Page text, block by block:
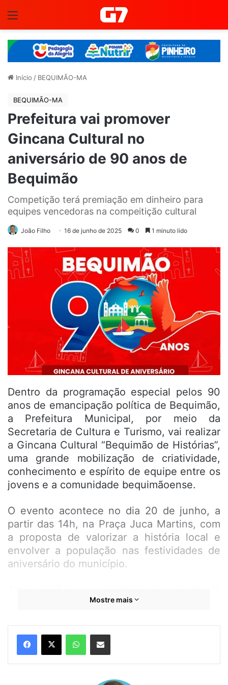
Início / BEQUIMÃO-MA
BEQUIMÃO-MA
Prefeitura vai promover
Gincana Cultural no
aniversário de 90 anos de
Bequimão
Competição terá premiação em dinheiro para
equipes vencedoras na compeitição cultural
João Filho 16 de junho de 2025 0 1 minuto lido
Dentro da programação especial pelos 90
anos de emancipação política de Bequimão,
a Prefeitura Municipal, por meio da
Secretaria de Cultura e Turismo, vai realizar
a Gincana Cultural “Bequimão de Histórias”,
uma grande mobilização de criatividade,
conhecimento e espírito de equipe entre os
jovens e a comunidade bequimãoense.
O evento acontece no dia 20 de junho, a
partir das 14h, na Praça Juca Martins, com
a proposta de valorizar a história local e
envolver a população nas festividades de
aniversário do município.
estão abertas e seguem até o dia 17 de
vaga preenchendo o formulário disponível
no site oficial da Prefeitura, clicando
ou de forma presencial, na sede da
Mostre mais